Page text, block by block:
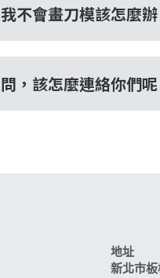
不會畫刀模該怎麼
，該怎麼連絡你們
地址
新北市